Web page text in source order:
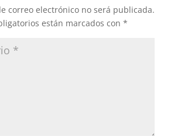
correo electrónico no será publicada.
están marcados con *